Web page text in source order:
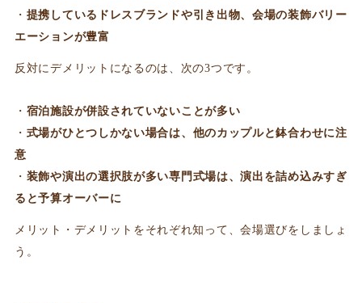
提携しているドレスブランドや引き出物、会場の装飾バリー
エーションが豊富
反対にデメリットになるのは、次の3つです。
宿泊施設が併設されていないことが多い
式場がひとつしかない場合は、他のカップルと鉢合わせに注
意
装飾や演出の選択肢が多い専門式場は、演出を詰め込みすぎ
ると予算オーバーに
メリット・デメリットをそれぞれ知って、会場選びをしましょ
う。